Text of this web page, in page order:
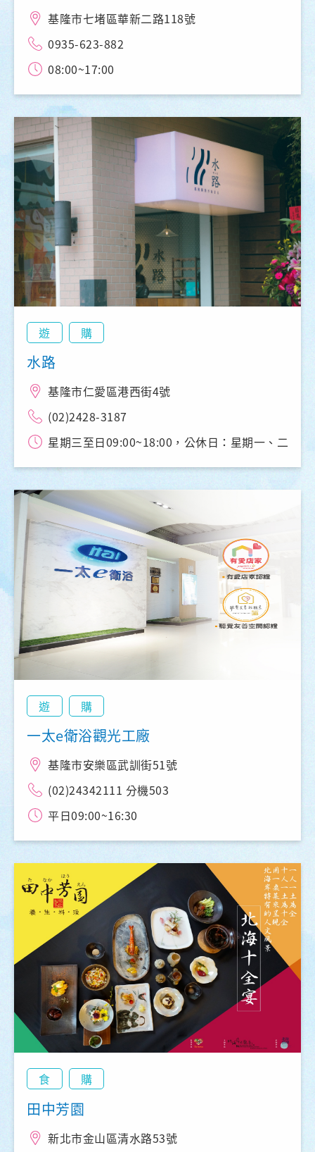
基隆市七堵區華新二路118號
0935-623-882
08:00~17:00
遊 購
水路
基隆市仁愛區港西街4號
(02)2428-3187
星期三至日09:00~18:00，公休日：星期一、二
遊 購
一太e衛浴觀光工廠
基隆市安樂區武訓街51號
(02)24342111 分機503
平日09:00~16:30
食 購
田中芳園
新北市金山區清水路53號